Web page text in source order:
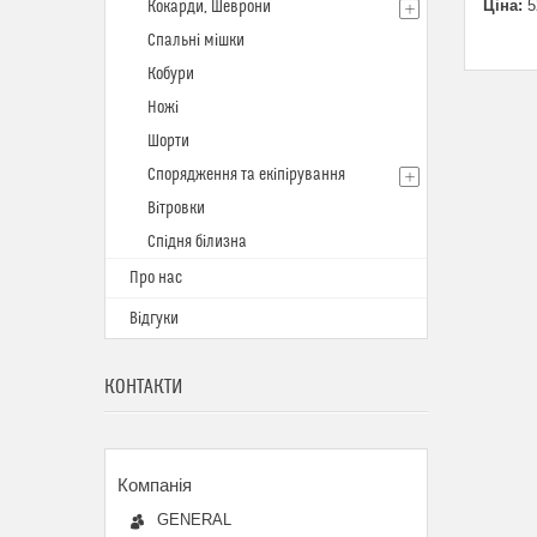
Ціна:
Кокарди, Шеврони
Спальні мішки
Кобури
Ножі
Шорти
Спорядження та екіпірування
Вітровки
Спідня білизна
Про нас
Відгуки
КОНТАКТИ
GENERAL